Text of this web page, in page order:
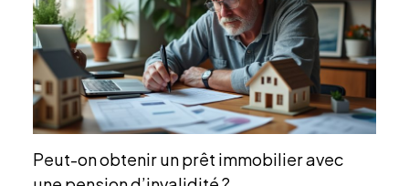
Peut-on obtenir un prêt immobilier avec